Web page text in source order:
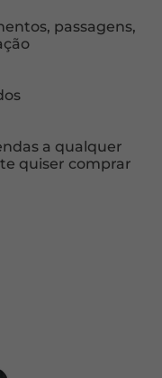
passagens,
a qualquer
quiser comprar